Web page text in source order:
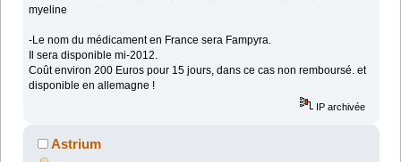
myeline
-Le nom du médicament en France sera Fampyra.
Il sera disponible mi-2012.
Coût environ 200 Euros pour 15 jours, dans ce cas non remboursé. et
disponible en allemagne !
IP archivée
Astrium